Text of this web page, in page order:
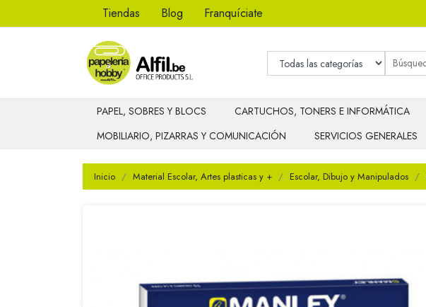
Tiendas Blog Franquíciate
PAPEL, SOBRES Y BLOCS CARTUCHOS, TONERS E INFORMÁTICA
MOBILIARIO, PIZARRAS Y COMUNICACIÓN
SERVICIOS GENERALES
Inicio Material Escolar, Artes plasticas y + Escolar, Dibujo y Manipulados